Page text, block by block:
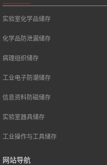
实验室化学品储存
化学品防泄漏储存
病理组织储存
工业电子防潮储存
信息资料防磁储存
实验室器具储存
工业操作与工具储存
网站导航